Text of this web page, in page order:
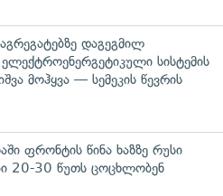
დაგეგმილ
ელექტროენერგეტიკული სისტემის
მოჰყვა — სემეკის წევრის
ფრონტის წინა ხაზზე რუსი
20-30 წუთს ცოცხლობენ